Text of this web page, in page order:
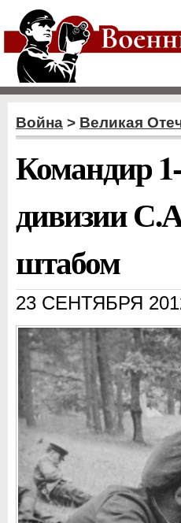
Война > Великая
Командир
дивизии
штабом
23 СЕНТЯБРЯ